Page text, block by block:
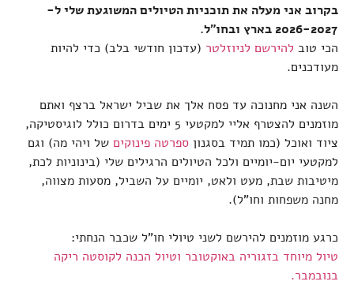
בקרוב אני מעלה את תוכניות הטיולים המשוגעת שלי ל-
2026-2027 בארץ ובחו"ל.
הכי טוב להירשם לניוזלטר (עדכון חודשי בלב) כדי להיות
מעודכנים.
השנה אני מחנוכה עד פסח אלך את שביל ישראל ברצף ואתם
מוזמנים להצטרף אליי למקטעי 5 ימים בדרום כולל לוגיסטיקה,
ציוד ואוכל (כמו תמיד בסגנון ספרטה פינוקים של ויהי מה) וגם
למקטעי יום-יומיים ולכל הטיולים הרגילים שלי (בינוניות לכת,
מיטיבות שבת, מעט ולאט, יומיים על השביל, מסעות מצווה,
מחנה משפחות וחו"ל).
כרגע מוזמנים להירשם לשני טיולי חו"ל שכבר הנחתי:
טיול מיוחד בזגוריה באוקטובר וטיול הכנה לקוסטה ריקה
בנובמבר.